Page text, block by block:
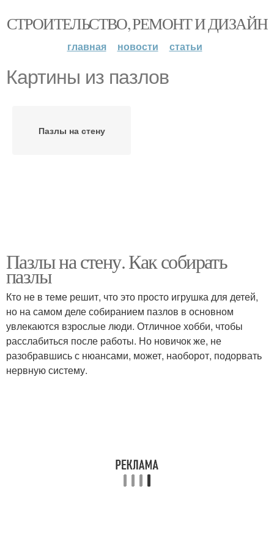
СТРОИТЕЛЬСТВО, РЕМОНТ И ДИЗАЙН
главная новости статьи
Картины из пазлов
Пазлы на стену
Пазлы на стену. Как собирать
пазлы
Кто не в теме решит, что это просто игрушка для детей,
но на самом деле собиранием пазлов в основном
увлекаются взрослые люди. Отличное хобби, чтобы
расслабиться после работы. Но новичок же, не
разобравшись с нюансами, может, наоборот, подорвать
нервную систему.